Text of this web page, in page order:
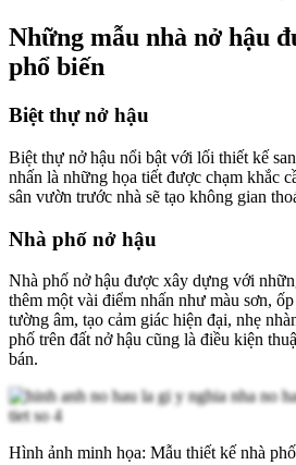
Những mẫu nhà nở hậu
phổ biến
Biệt thự nở hậu
Biệt thự nở hậu nổi bật với lối thiết kế
nhấn là những họa tiết được chạm khắc
sân vườn trước nhà sẽ tạo không gian
Nhà phố nở hậu
Nhà phố nở hậu được xây dựng với
thêm một vài điểm nhấn như màu sơn,
tường âm, tạo cảm giác hiện đại, nhẹ
phố trên đất nở hậu cũng là điều kiện
bán.
Hình ảnh minh họa: Mẫu thiết kế nhà